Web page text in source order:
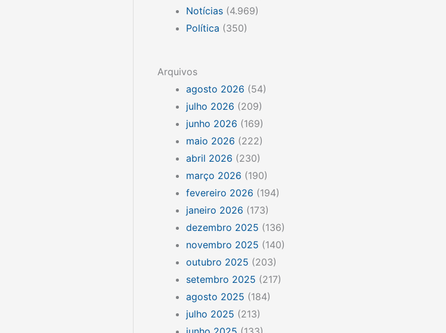
Notícias (4.969)
Política (350)
Arquivos
agosto 2026 (54)
julho 2026 (209)
junho 2026 (169)
maio 2026 (222)
abril 2026 (230)
março 2026 (190)
fevereiro 2026 (194)
janeiro 2026 (173)
dezembro 2025 (136)
novembro 2025 (140)
outubro 2025 (203)
setembro 2025 (217)
agosto 2025 (184)
julho 2025 (213)